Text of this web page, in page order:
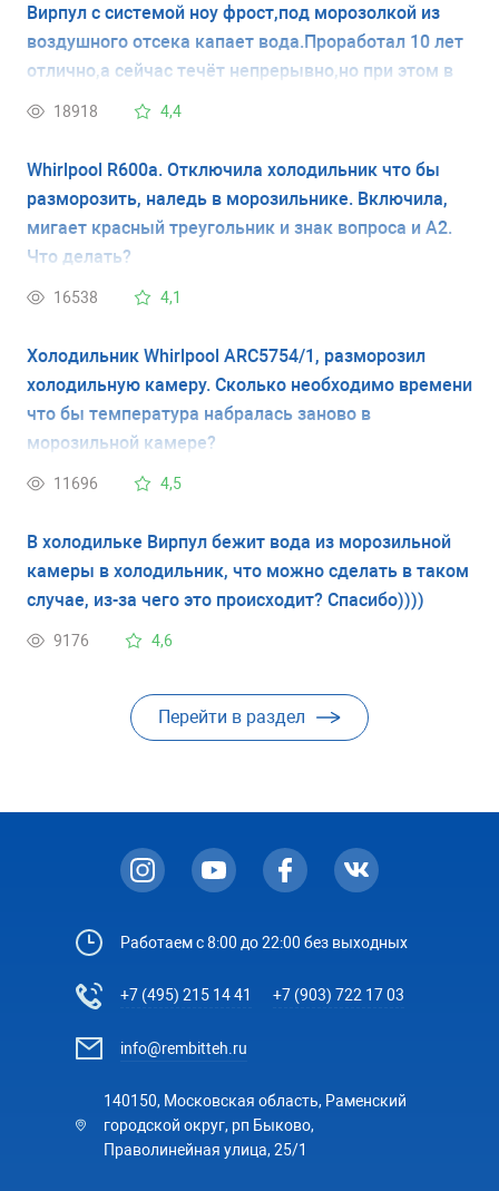
Вирпул с системой ноу фрост,под морозолкой из
воздушного отсека капает вода.Проработал 10 лет
отлично,а сейчас течёт непрерывно,но при этом в
морозилке наледи нет.Думаю засор в дренажном
18918 4,4
Whirlpool R600a. Отключила холодильник что бы
разморозить, наледь в морозильнике. Включила,
мигает красный треугольник и знак вопроса и A2.
Что делать?
16538 4,1
Холодильник Whirlpool ARC5754/1, разморозил
холодильную камеру. Сколько необходимо времени
что бы температура набралась заново в
морозильной камере?
11696 4,5
В холодильке Вирпул бежит вода из морозильной
камеры в холодильник, что можно сделать в таком
случае, из-за чего это происходит? Спасибо))))
9176 4,6
Перейти в раздел
Работаем с 8:00 до 22:00 без выходных
+7 (495) 215 14 41 +7 (903) 722 17 03
info@rembitteh.ru
140150, Московская область, Раменский
городской округ, рп Быково,
Праволинейная улица, 25/1